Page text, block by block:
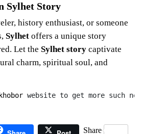
Sylhet Story
, history enthusiast, or someone
Sylhet offers a unique story
Let the Sylhet story captivate
charm, spiritual soul, and
website to get more such
Share